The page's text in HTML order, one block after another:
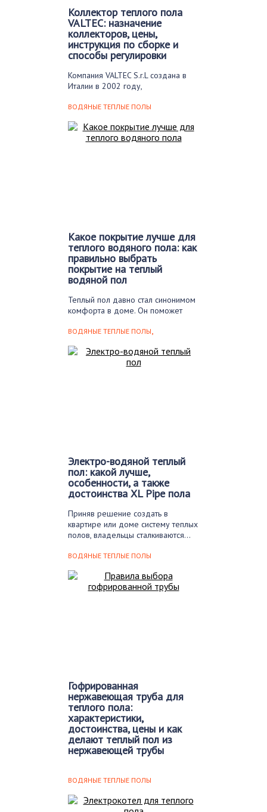
Коллектор теплого пола
VALTEC: назначение
коллекторов, цены,
инструкция по сборке и
способы регулировки
Компания VALTEC S.r.L создана в
Италии в 2002 году,
ВОДЯНЫЕ ТЕПЛЫЕ ПОЛЫ
Какое покрытие лучше для
теплого водяного пола: как
правильно выбрать
покрытие на теплый
водяной пол
Теплый пол давно стал синонимом
комфорта в доме. Он поможет
ВОДЯНЫЕ ТЕПЛЫЕ ПОЛЫ,
Электро-водяной теплый
пол: какой лучше,
особенности, а также
достоинства XL Pipe пола
Приняв решение создать в
квартире или доме систему теплых
полов, владельцы сталкиваются…
ВОДЯНЫЕ ТЕПЛЫЕ ПОЛЫ
Гофрированная
нержавеющая труба для
теплого пола:
характеристики,
достоинства, цены и как
делают теплый пол из
нержавеющей трубы
полов в помещении могут
материалы и…
ВОДЯНЫЕ ТЕПЛЫЕ ПОЛЫ